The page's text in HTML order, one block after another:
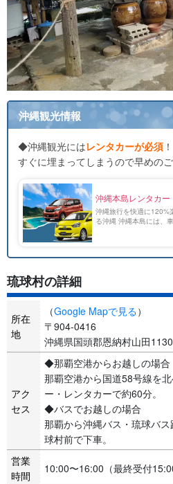
沖縄観光情報
◆沖縄観光にはレンタカーが必須 ！
すぐに埋まってしまうので早めの
沖縄本島レンタカー
沖縄旅行を快適に120%
る沖縄 沖縄本島には、
琉球村の詳細
所在
地
（Google Mapで見る）
〒904-0416
沖縄県国頭郡恩納村山田1130
アク
セス
◆那覇空港からお越しの場合
那覇空港から国道58号線を
ー・レンタカーで約60分。
◆バスでお越しの場合
那覇から沖縄バス・琉球バ
球村前で下車。
営業
時間
10:00〜16:00（最終受付